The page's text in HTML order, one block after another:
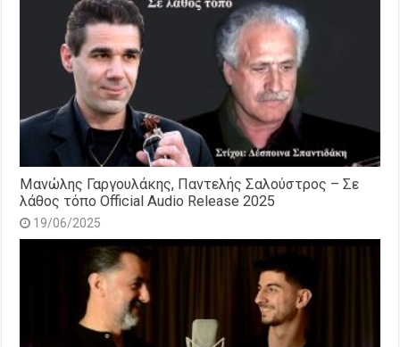
Μανώλης Γαργουλάκης, Παντελής Σαλούστρος – Σε
λάθος τόπο Official Audio Release 2025
19/06/2025